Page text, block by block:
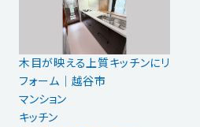
木目が映える上質キッチンにリ
フォーム｜越谷市
マンション
キッチン